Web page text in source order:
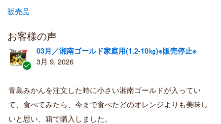
販売品
お客様の声
証
済
み
購
03月／湘南ゴールド家庭用(1.2-10㎏)※販売停止※
3月 9, 2026
青島みかんを注文した時に小さい湘南ゴールドが入ってい
て、食べてみたら、今まで食べたどのオレンジよりも美味し
いと思い、箱で購入しました。